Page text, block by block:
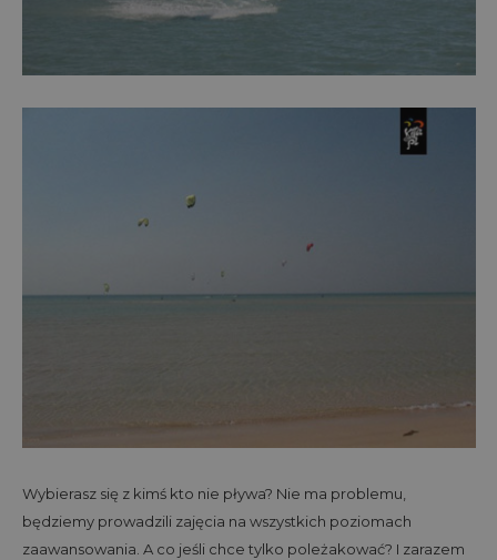
Wybierasz się z kimś kto nie pływa? Nie ma problemu,
będziemy prowadzili zajęcia na wszystkich poziomach
zaawansowania. A co jeśli chce tylko poleżakować? I zarazem